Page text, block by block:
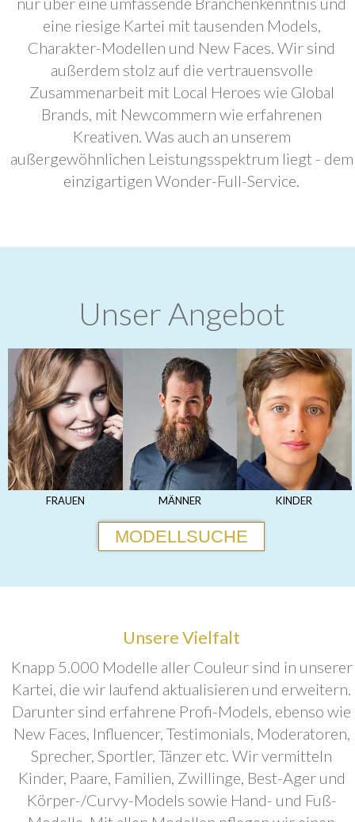
eine riesige Kartei mit tausenden Models,
Charakter-Modellen und New Faces. Wir sind
außerdem stolz auf die vertrauensvolle
Zusammenarbeit mit Local Heroes wie Global
Brands, mit Newcommern wie erfahrenen
Kreativen. Was auch an unserem
außergewöhnlichen Leistungsspektrum liegt - dem
einzigartigen Wonder-Full-Service.
Unser Angebot
FRAUEN MÄNNER KINDER
MODELLSUCHE
Unsere Vielfalt
Knapp 5.000 Modelle aller Couleur sind in unserer
Kartei, die wir laufend aktualisieren und erweitern.
Darunter sind erfahrene Profi-Models, ebenso wie
New Faces, Influencer, Testimonials, Moderatoren,
Sprecher, Sportler, Tänzer etc. Wir vermitteln
Kinder, Paare, Familien, Zwillinge, Best-Ager und
Körper-/Curvy-Models sowie Hand- und Fuß-